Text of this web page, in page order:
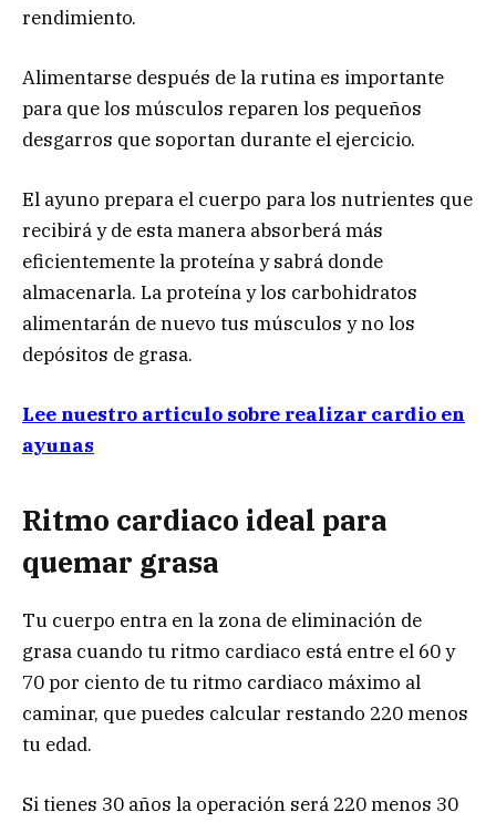
rendimiento.
Alimentarse después de la rutina es importante
para que los músculos reparen los pequeños
desgarros que soportan durante el ejercicio.
El ayuno prepara el cuerpo para los nutrientes que
recibirá y de esta manera absorberá más
eficientemente la proteína y sabrá donde
almacenarla. La proteína y los carbohidratos
alimentarán de nuevo tus músculos y no los
depósitos de grasa.
Lee nuestro articulo sobre realizar cardio en
ayunas
Ritmo cardiaco ideal para
quemar grasa
Tu cuerpo entra en la zona de eliminación de
grasa cuando tu ritmo cardiaco está entre el 60 y
70 por ciento de tu ritmo cardiaco máximo al
caminar, que puedes calcular restando 220 menos
tu edad.
Si tienes 30 años la operación será 220 menos 30